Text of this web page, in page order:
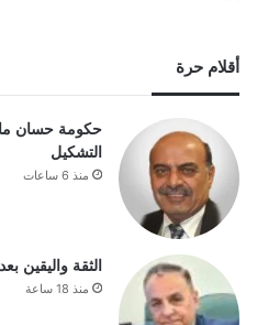
أقلام حرة
حكومة حسان ما
التشكيل
منذ 6 ساعات
الثقة واليقين
منذ 18 ساعة